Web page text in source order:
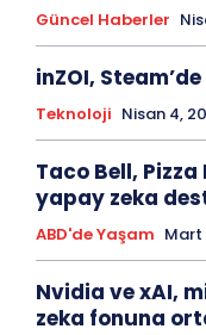
Güncel Haberler
inZOI,
Teknoloji Nisan 4,
Taco Bell, Pizza
yapay zeka
ABD'de Yaşam Mart
Nvidia ve xAI,
zeka fonuna